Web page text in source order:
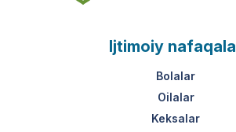
asosi nima?
(1-ilova, 6-band "j" va "l"
jumladan, vasiylik, homiylik
Ushbu xizmatning huquqiy
O‘zbekiston Respublikasi
Ijtimoiy
Bolalar
Oilalar
Keksalar